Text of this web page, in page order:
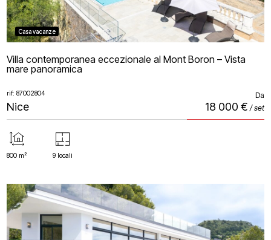
Casa vacanze
Villa contemporanea eccezionale al Mont Boron – Vista
mare panoramica
rif: 87002804 Da
18 000 € / set
Nice
800 m² 9 locali